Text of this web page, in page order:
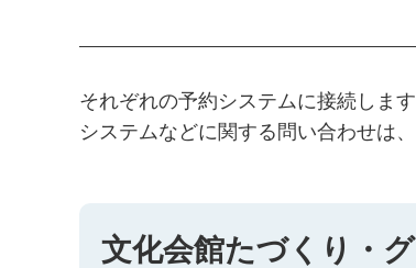
それぞれの予約システムに接続します
システムなどに関する問い合わせは
文化会館たづくり・